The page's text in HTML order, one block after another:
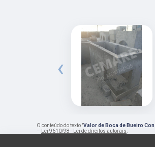
‹
O conteúdo do texto "Valor de Boca de Bueiro
–
Lei 9610/98 - Lei de direitos autorais